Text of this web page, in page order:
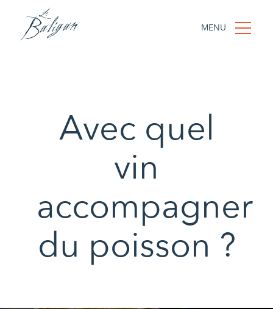
MENU
Avec quel
vin
accompagner
du poisson ?